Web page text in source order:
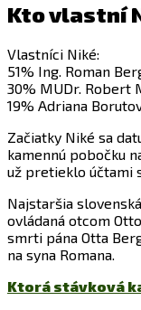
Kto vlastní
Vlastníci Niké:
51% Ing. Roman
30% MUDr. Robert
19% Adriana
Začiatky Niké sa
kamennú pobočku
už pretieklo účtami
Najstaršia
ovládaná otcom
smrti pána Otta
na syna Romana.
Ktorá stávková